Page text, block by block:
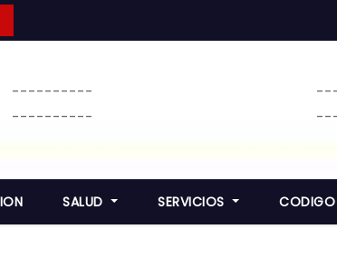
----------
----------
SALUD SERVICIOS CODIGO